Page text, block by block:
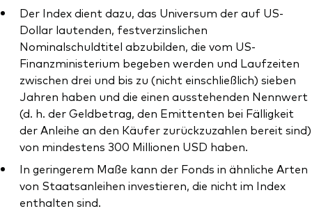
Der Index dient dazu, das Universum der auf US-
Dollar lautenden, festverzinslichen
Nominalschuldtitel abzubilden, die vom US-
Finanzministerium begeben werden und Laufzeiten
zwischen drei und bis zu (nicht einschließlich) sieben
Jahren haben und die einen ausstehenden Nennwert
(d. h. der Geldbetrag, den Emittenten bei Fälligkeit
der Anleihe an den Käufer zurückzuzahlen bereit sind)
von mindestens 300 Millionen USD haben.
In geringerem Maße kann der Fonds in ähnliche Arten
von Staatsanleihen investieren, die nicht im Index
enthalten sind.